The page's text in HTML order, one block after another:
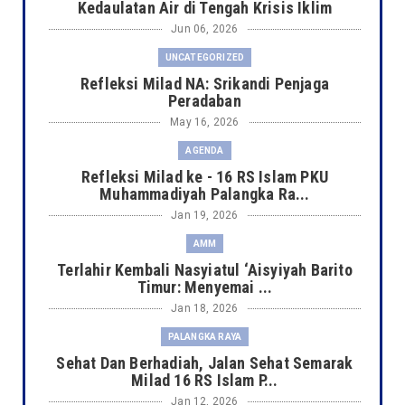
Kedaulatan Air di Tengah Krisis Iklim
Jun 06, 2026
UNCATEGORIZED
Refleksi Milad NA: Srikandi Penjaga
Peradaban
May 16, 2026
AGENDA
Refleksi Milad ke - 16 RS Islam PKU
Muhammadiyah Palangka Ra...
Jan 19, 2026
AMM
Terlahir Kembali Nasyiatul ‘Aisyiyah Barito
Timur: Menyemai ...
Jan 18, 2026
PALANGKA RAYA
Sehat Dan Berhadiah, Jalan Sehat Semarak
Milad 16 RS Islam P...
Jan 12, 2026